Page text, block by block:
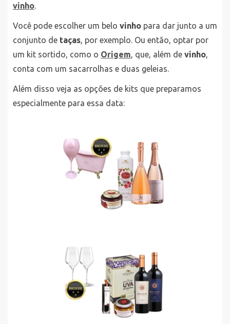
vinho.
Você pode escolher um belo vinho para dar junto a um
conjunto de taças, por exemplo. Ou então, optar por
um kit sortido, como o Origem, que, além de vinho,
conta com um sacarrolhas e duas geleias.
Além disso veja as opções de kits que preparamos
especialmente para essa data: